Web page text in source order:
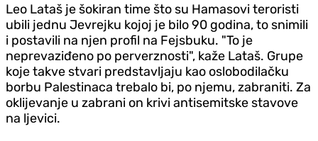
Leo Lataš je šokiran time što su Hamasovi teroristi
ubili jednu Jevrejku kojoj je bilo 90 godina, to snimili
i postavili na njen profil na Fejsbuku. "To je
neprevaziđeno po perverznosti", kaže Lataš. Grupe
koje takve stvari predstavljaju kao oslobodilačku
borbu Palestinaca trebalo bi, po njemu, zabraniti. Za
oklijevanje u zabrani on krivi antisemitske stavove
na ljevici.